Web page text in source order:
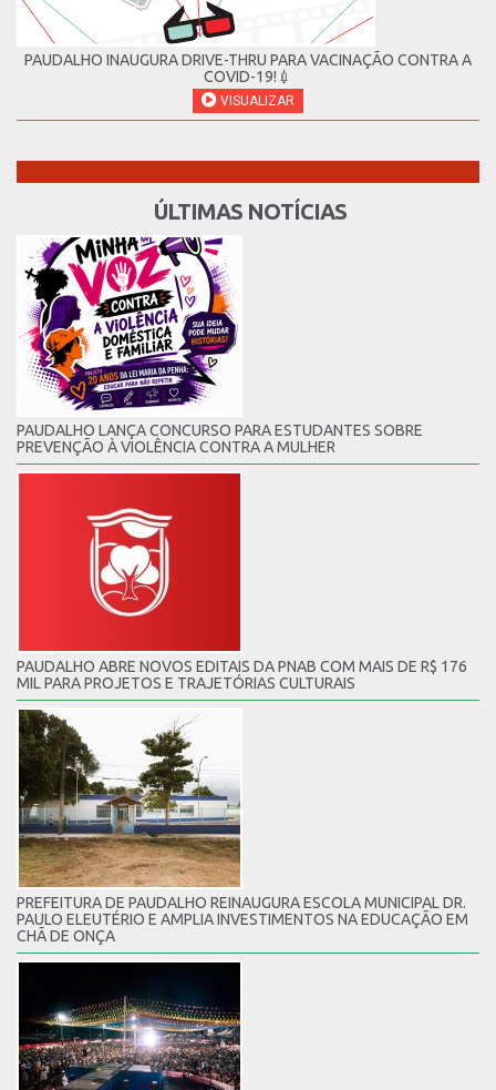
PAUDALHO INAUGURA DRIVE-THRU PARA VACINAÇÃO CONTRA A
COVID-19!💉
VISUALIZAR
ÚLTIMAS NOTÍCIAS
PAUDALHO LANÇA CONCURSO PARA ESTUDANTES SOBRE
PREVENÇÃO À VIOLÊNCIA CONTRA A MULHER
PAUDALHO ABRE NOVOS EDITAIS DA PNAB COM MAIS DE R$ 176
MIL PARA PROJETOS E TRAJETÓRIAS CULTURAIS
PREFEITURA DE PAUDALHO REINAUGURA ESCOLA MUNICIPAL DR.
PAULO ELEUTÉRIO E AMPLIA INVESTIMENTOS NA EDUCAÇÃO EM
CHÃ DE ONÇA